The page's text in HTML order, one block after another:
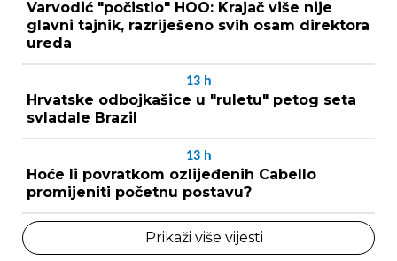
Varvodić "počistio" HOO: Krajač više nije
glavni tajnik, razriješeno svih osam direktora
ureda
13 h
Hrvatske odbojkašice u "ruletu" petog seta
svladale Brazil
13 h
Hoće li povratkom ozlijeđenih Cabello
promijeniti početnu postavu?
Prikaži više vijesti